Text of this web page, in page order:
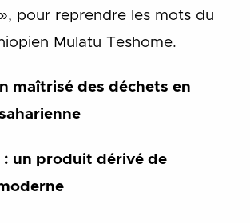
pour reprendre les mots du
Mulatu Teshome.
maîtrisé des déchets en
: un produit dérivé de